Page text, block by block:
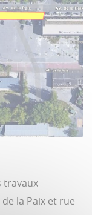
travaux
la Paix et rue